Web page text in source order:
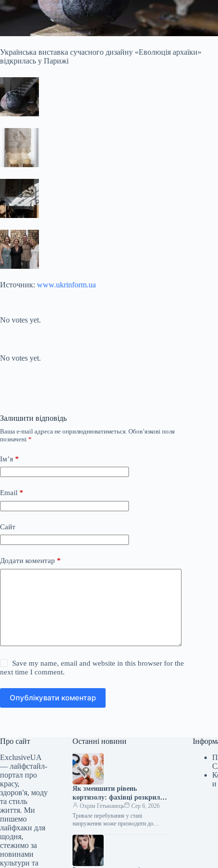
Українська виставка сучасного дизайну «Еволюція архаїки»
відкрилась у Парижі
Источник: www.ukrinform.ua
No votes yet.
No votes yet.
Залишити відповідь
Ваша e-mail адреса не оприлюднюватиметься. Обов’язкові поля
позначені *
Ім’я *
Email *
Сайт
Додати коментар *
Save my name, email and website in this browser for the
next time I comment.
Опублікувати коментар
Про сайт
ExclusiveUA
— лайфстайл-
портал про
красу,
здоров'я, моду
та стиль
життя. Ми
пишемо
лайфхаки для
щодня,
стежимо за
новинами
культури та
Останні новини
Як зменшити рівень
кортизолу: фахівці розкрили
легкі методи без медикаментів
Охрім Гетьманець
Сер 6, 2026
Тривале перебування у стані
напруження може призводити до
— гормону, що продукується
наднирниками. За нормальних умов…
и